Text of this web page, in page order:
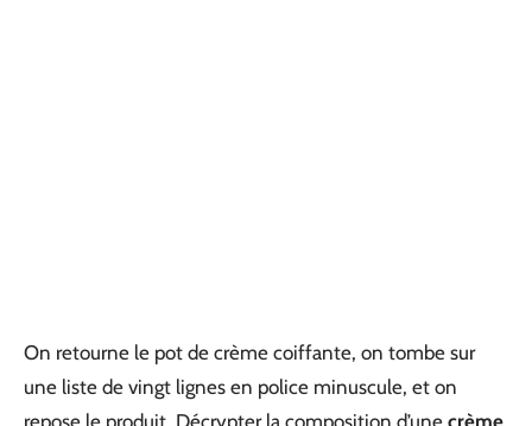
On retourne le pot de crème coiffante, on tombe sur
une liste de vingt lignes en police minuscule, et on
repose le produit. Décrypter la composition d’une crème